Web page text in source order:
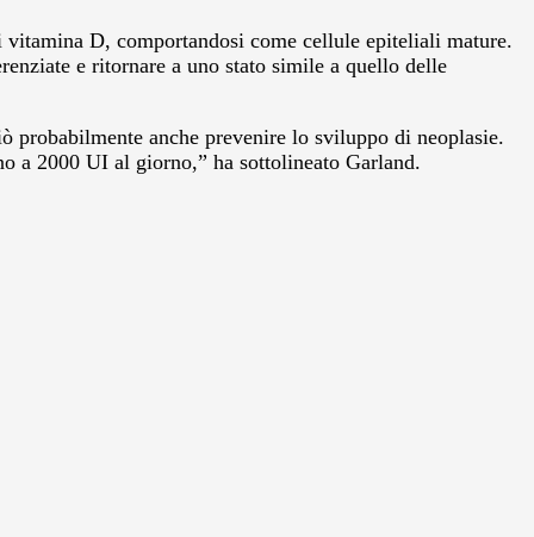
D, comportandosi come cellule epiteliali mature.
e ritornare a uno stato simile a quello delle
probabilmente anche prevenire lo sviluppo di neoplasie.
a 2000 UI al giorno,” ha sottolineato Garland.